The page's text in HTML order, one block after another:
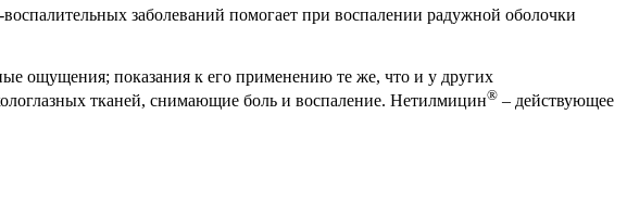
заболеваний помогает при воспалении радужной оболочки
ощущения; показания к его применению те же, что и у других
тканей, снимающие боль и воспаление. Нетилмицин® – действующее